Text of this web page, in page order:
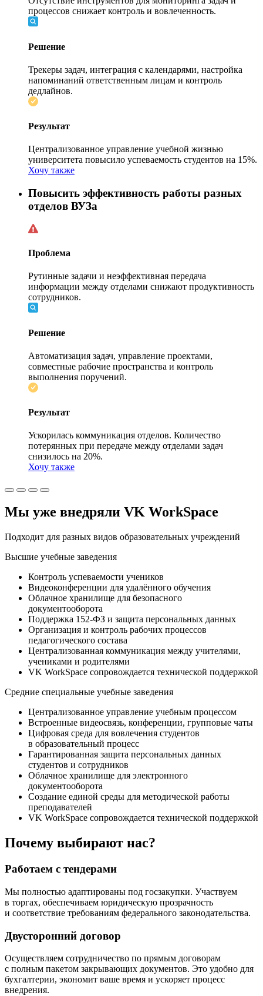
процессов снижает контроль и вовлеченность.
Решение
Трекеры задач, интеграция с календарями, настройка
напоминаний ответственным лицам и контроль
дедлайнов.
Результат
Централизованное управление учебной жизнью
университета повысило успеваемость студентов на 15%.
Хочу также
Повысить эффективность работы разных
отделов ВУЗа
Проблема
Рутинные задачи и неэффективная передача
информации между отделами снижают продуктивность
сотрудников.
Решение
Автоматизация задач, управление проектами,
совместные рабочие пространства и контроль
выполнения поручений.
Результат
Ускорилась коммуникация отделов. Количество
потерянных при передаче между отделами задач
снизилось на 20%.
Хочу также
Мы уже внедряли VK WorkSpace
Подходит для разных видов образовательных учреждений
Высшие учебные заведения
Контроль успеваемости учеников
Видеоконференции для удалённого обучения
Облачное хранилище для безопасного
документооборота
Поддержка 152-ФЗ и защита персональных данных
Организация и контроль рабочих процессов
педагогического состава
Централизованная коммуникация между учителями,
учениками и родителями
VK WorkSpace сопровождается технической поддержкой
Средние специальные учебные заведения
Централизованное управление учебным процессом
Встроенные видеосвязь, конференции, групповые чаты
Цифровая среда для вовлечения студентов
в образовательный процесс
Гарантированная защита персональных данных
студентов и сотрудников
Облачное хранилище для электронного
документооборота
Создание единой среды для методической работы
преподавателей
VK WorkSpace сопровождается технической поддержкой
Почему выбирают нас?
Работаем с тендерами
Мы полностью адаптированы под госзакупки. Участвуем
в торгах, обеспечиваем юридическую прозрачность
и соответствие требованиям федерального законодательства.
Двусторонний договор
Осуществляем сотрудничество по прямым договорам
с полным пакетом закрывающих документов. Это удобно для
бухгалтерии, экономит ваше время и ускоряет процесс
внедрения.